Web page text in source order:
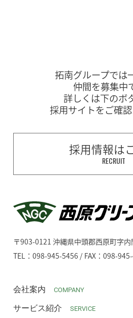
拓南グループでは
仲間を募集中
詳しくは下のボ
採用サイトをご確認
採用情報は
RECRUIT
〒903-0121 沖縄県中頭郡西原町字内
TEL：098-945-5456 / FAX：098-
会社案内 COMPANY
サービス紹介 SERVICE